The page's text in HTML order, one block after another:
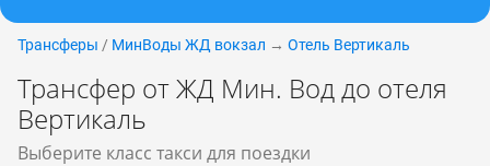
Трансферы / МинВоды ЖД вокзал → Отель Вертикаль
Трансфер от ЖД Мин. Вод до отеля
Вертикаль
Выберите класс такси для поездки